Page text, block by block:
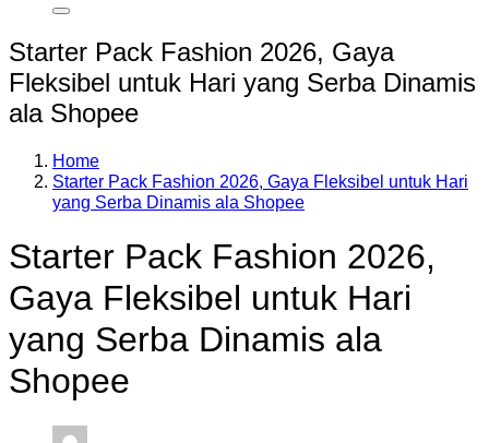
Starter Pack Fashion 2026, Gaya
Fleksibel untuk Hari yang Serba Dinamis
ala Shopee
Home
Starter Pack Fashion 2026, Gaya Fleksibel untuk Hari
yang Serba Dinamis ala Shopee
Starter Pack Fashion 2026,
Gaya Fleksibel untuk Hari
yang Serba Dinamis ala
Shopee